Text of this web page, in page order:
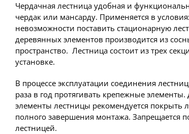
Чердачная лестница удобная и
чердак или мансарду. Применяется в
невозможности поставить стационарную
деревянных элементов производится из
пространство. Лестница состоит из трех
установке.
В процессе эксплуатации соединения
раза в год протягивать крепежные
элементы лестницы рекомендуется покрыть
полного завершения монтажа. Запрещается
лестницей.